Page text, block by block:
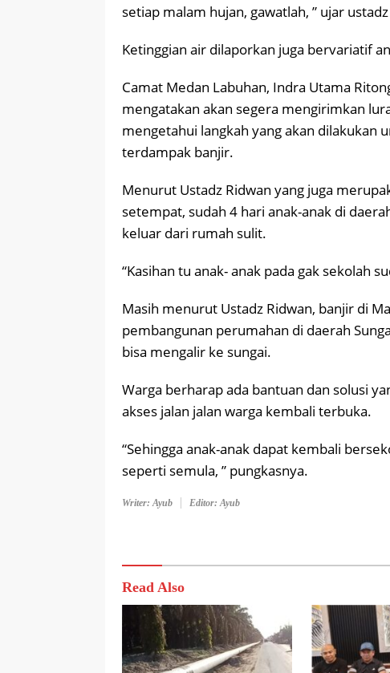
setiap malam hujan, gawatlah, ” ujar
Ketinggian air dilaporkan juga bervariatif
Camat Medan Labuhan, Indra Utama
mengatakan akan segera mengirimkan
mengetahui langkah yang akan dilakukan
terdampak banjir.
Menurut Ustadz Ridwan yang juga
setempat, sudah 4 hari anak-anak di
keluar dari rumah sulit.
“Kasihan tu anak- anak pada gak sekolah
Masih menurut Ustadz Ridwan, banjir di
pembangunan perumahan di daerah
bisa mengalir ke sungai.
Warga berharap ada bantuan dan solusi
akses jalan jalan warga kembali terbuka.
“Sehingga anak-anak dapat kembali
seperti semula, ” pungkasnya.
Writer: Ayub Editor: Ayub
Read Also